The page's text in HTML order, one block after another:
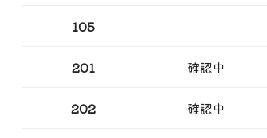
105
201 確認中
202 確認中